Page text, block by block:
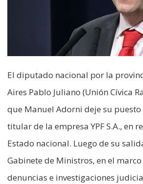
El diputado nacional por la
Aires Pablo Juliano (Unión Cívica
que Manuel Adorni deje su
titular de la empresa YPF S.A., en
Estado nacional. Luego de su
Gabinete de Ministros, en el
denuncias e investigaciones